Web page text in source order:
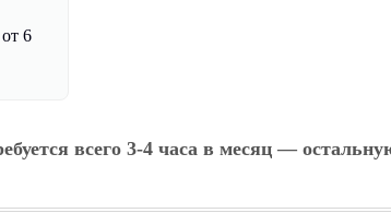
6
всего 3-4 часа в месяц —